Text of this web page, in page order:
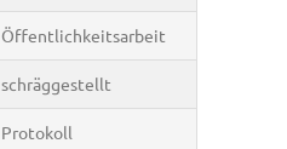
Öffentlichkeitsarbeit
schräggestellt
Protokoll